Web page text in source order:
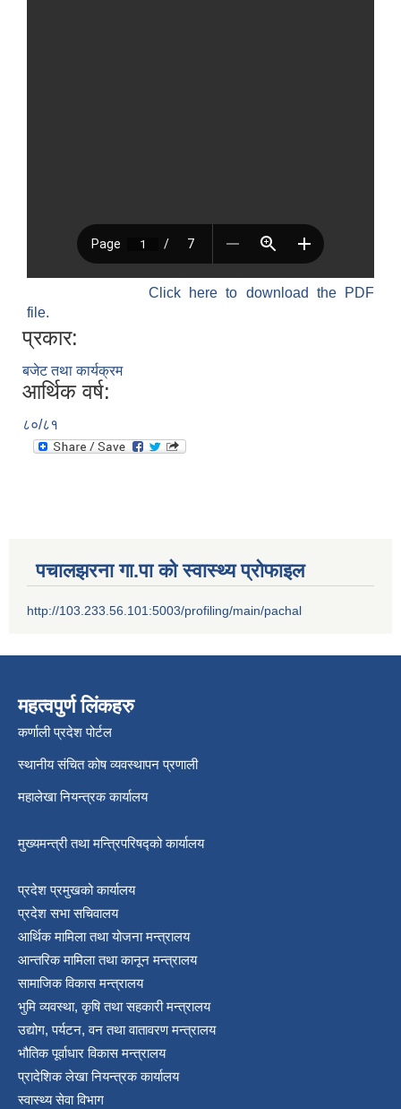
Click here to download the PDF
file.
प्रकार:
बजेट तथा कार्यक्रम
आर्थिक वर्ष:
८०/८१
पचालझरना गा.पा को स्वास्थ्य प्रोफाइल
http://103.233.56.101:5003/profiling/main/pachal
महत्वपुर्ण लिंकहरु
कर्णाली प्रदेश पोर्टल
स्थानीय संचित कोष व्यवस्थापन प्रणाली
महालेखा नियन्त्रक कार्यालय
मुख्यमन्त्री तथा मन्त्रिपरिषद्को कार्यालय
प्रदेश प्रमुखको कार्यालय
प्रदेश सभा सचिवालय
आर्थिक मामिला तथा योजना मन्त्रालय
आन्तरिक मामिला तथा कानून मन्त्रालय
सामाजिक विकास मन्त्रालय
भुमि व्यवस्था, कृषि तथा सहकारी मन्त्रालय
उद्योग, पर्यटन, वन तथा वातावरण मन्त्रालय
भौतिक पूर्वाधार विकास मन्त्रालय
प्रादेशिक लेखा नियन्त्रक कार्यालय
स्वास्थ्य सेवा विभाग